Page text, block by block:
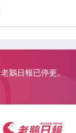
老鵝日報已停更。